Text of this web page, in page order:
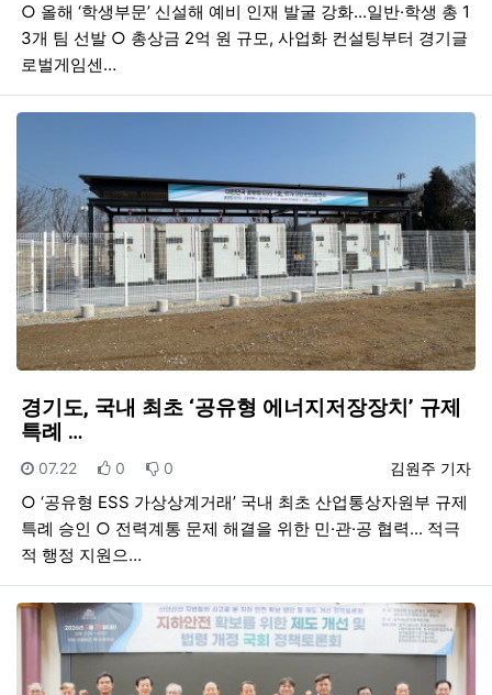
○ 올해 ‘학생부문’ 신설해 예비 인재 발굴 강화...일반·학생 총 1
3개 팀 선발 ○ 총상금 2억 원 규모, 사업화 컨설팅부터 경기글
로벌게임센…
경기도, 국내 최초 ‘공유형 에너지저장장치’ 규제
특례 …
등록자
김원주 기자
등록일
07.22 추천
0 비추천
0
○ ‘공유형 ESS 가상상계거래’ 국내 최초 산업통상자원부 규제
특례 승인 ○ 전력계통 문제 해결을 위한 민·관·공 협력... 적극
적 행정 지원으…